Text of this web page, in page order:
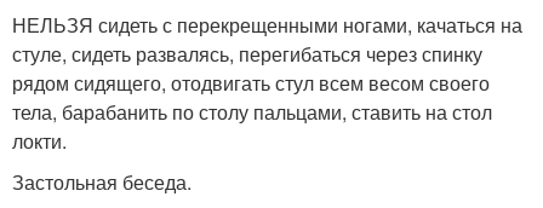
НЕЛЬЗЯ сидеть с перекрещенными ногами, качаться на
стуле, сидеть развалясь, перегибаться через спинку
рядом сидящего, отодвигать стул всем весом своего
тела, барабанить по столу пальцами, ставить на стол
локти.
Застольная беседа.